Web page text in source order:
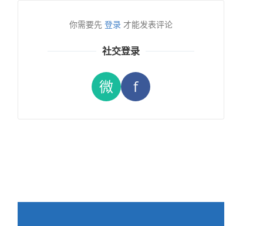
你需要先 登录 才能发表评论
社交登录
微 f